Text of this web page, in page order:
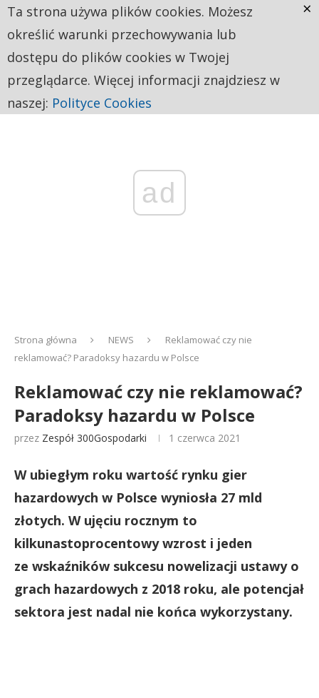
ad
Strona główna NEWS
Reklamować czy nie
reklamować? Paradoksy hazardu w Polsce
Reklamować czy nie reklamować?
Paradoksy hazardu w Polsce
przez Zespół 300Gospodarki 1 czerwca 2021
W ubiegłym roku wartość rynku gier
hazardowych w Polsce wyniosła 27 mld
złotych. W ujęciu rocznym to
kilkunastoprocentowy wzrost i jeden
ze wskaźników sukcesu nowelizacji ustawy o
grach hazardowych z 2018 roku, ale potencjał
sektora jest nadal nie końca wykorzystany.
Ta strona używa plików cookies. Możesz
określić warunki przechowywania lub
dostępu do plików cookies w Twojej
przeglądarce. Więcej informacji znajdziesz w
naszej: Polityce Cookies
×